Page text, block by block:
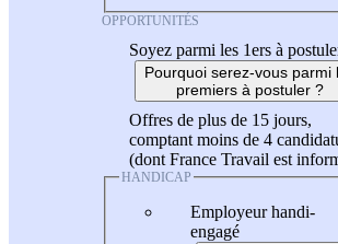
OPPORTUNITÉS
Soyez parmi les 1ers à
Pourquoi serez-vous parmi
premiers à postuler ?
Offres de plus de 15 jours,
comptant moins de 4
(dont France Travail est
HANDICAP
Employeur handi-
engagé